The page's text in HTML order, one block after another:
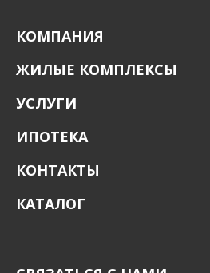
КОМПАНИЯ
ЖИЛЫЕ КОМПЛЕКСЫ
УСЛУГИ
ИПОТЕКА
КОНТАКТЫ
КАТАЛОГ